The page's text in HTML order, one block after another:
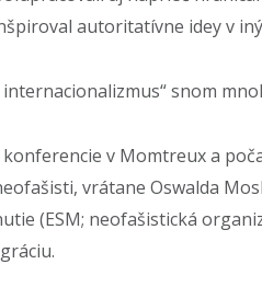
autoritatívne idey v
snom
v Momtreux a
vrátane Oswalda
(ESM; neofašistická